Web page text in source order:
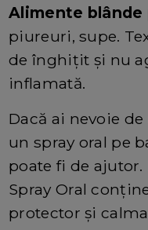
Alimente blânde
piureuri, supe.
de înghițit și nu
inflamată.
Dacă ai nevoie
un spray oral pe
poate fi de ajutor.
Spray Oral
protector și